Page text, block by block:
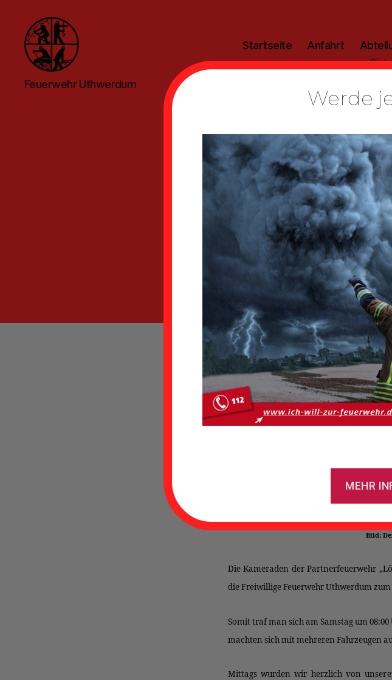
Feuerwehr
Uthwerdum
Feuerwehr Uthwerdum
Startseite Anfahrt
Beitragsautor
Vonadmin
Besuch der Partnerfeuerwehr
Bild:
Die Kameraden der Partnerfeuerwehr
die Freiwillige Feuerwehr Uthwerdum
Somit traf man sich am Samstag um
machten sich mit mehreren Fahrzeugen
Mittags wurden wir herzlich von
Werde
MEHR